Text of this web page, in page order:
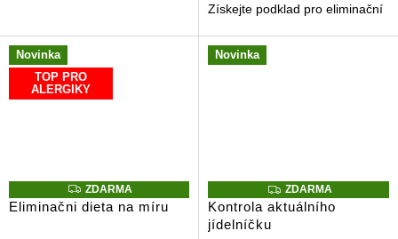
Získejte podklad pro eliminační
kočce.
Novinka
TOP PRO
ALERGIKY
Z
D
A
ZDARMA
Eliminačni dieta na míru
Novinka
Z
D
A
ZDARMA
Kontrola aktuálního
jídelníčku